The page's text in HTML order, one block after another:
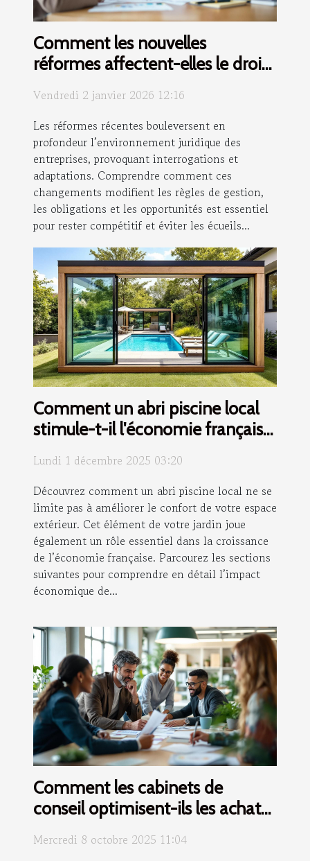
Comment les nouvelles
réformes affectent-elles le droit
Vendredi 2 janvier 2026 12:16
Les réformes récentes bouleversent en
profondeur l’environnement juridique des
entreprises, provoquant interrogations et
adaptations. Comprendre comment ces
changements modifient les règles de gestion,
les obligations et les opportunités est essentiel
pour rester compétitif et éviter les écueils...
Comment un abri piscine local
stimule-t-il l'économie française
Lundi 1 décembre 2025 03:20
Découvrez comment un abri piscine local ne se
limite pas à améliorer le confort de votre espace
extérieur. Cet élément de votre jardin joue
également un rôle essentiel dans la croissance
de l’économie française. Parcourez les sections
suivantes pour comprendre en détail l’impact
économique de...
Comment les cabinets de
conseil optimisent-ils les achats
Mercredi 8 octobre 2025 11:04